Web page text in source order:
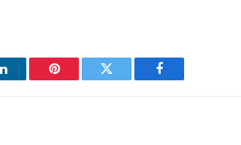
فيسبوك تويتر بينتيريست